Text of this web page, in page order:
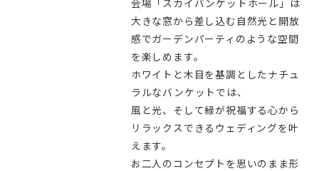
大きな窓から差し込む自然光と開放
感でガーデンパーティのような空間
を楽しめます。
ホワイトと木目を基調としたナチュ
ラルなバンケットでは、
風と光、そして緑が祝福する心から
リラックスできるウェディングを叶
えます。
お二人のコンセプトを思いのまま形